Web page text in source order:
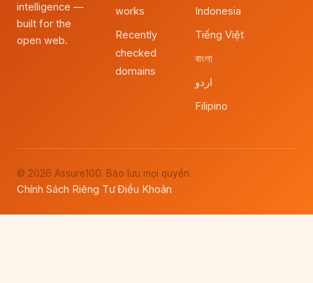
intelligence —
built for the
open web.
works
Recently
checked
domains
Indonesia
Tiếng Việt
বাংলা
اردو
Filipino
© 2026 Assure100. Bảo lưu mọi quyền.
Chính Sách Riêng Tư·Điều Khoản